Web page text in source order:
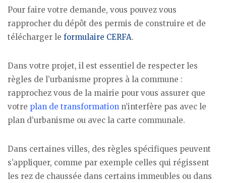
Pour faire votre demande, vous pouvez vous
rapprocher du dépôt des permis de construire et de
télécharger le formulaire CERFA.
Dans votre projet, il est essentiel de respecter les
règles de l’urbanisme propres à la commune :
rapprochez vous de la mairie pour vous assurer que
votre plan de transformation n’interfère pas avec le
plan d’urbanisme ou avec la carte communale.
Dans certaines villes, des règles spécifiques peuvent
s’appliquer, comme par exemple celles qui régissent
les rez de chaussée dans certains immeubles ou dans